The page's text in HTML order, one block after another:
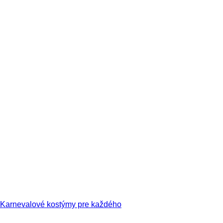
Karnevalové kostýmy pre každého